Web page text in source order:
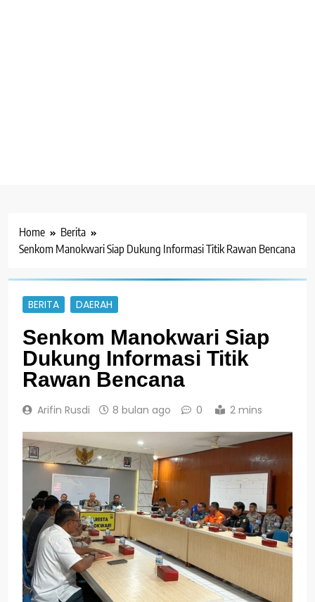
Home
Berita
Senkom Manokwari Siap Dukung Informasi Titik Rawan Bencana
BERITA DAERAH
Senkom Manokwari Siap
Dukung Informasi Titik
Rawan Bencana
Arifin Rusdi 8 bulan ago 0 2 mins